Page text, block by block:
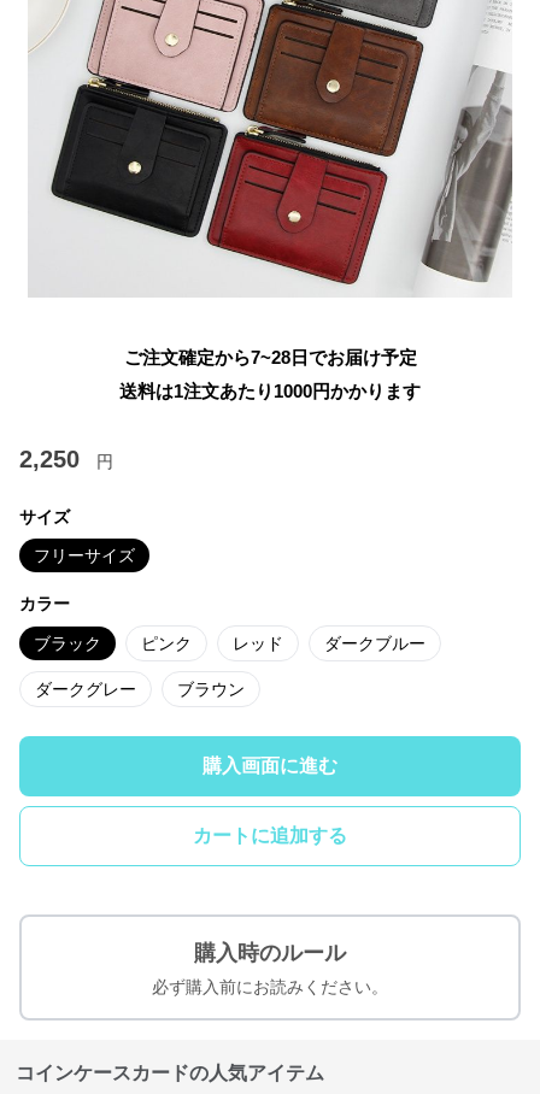
ご注文確定から7~28日でお届け予定
送料は1注文あたり 1000円かかります
2,250 円
サイズ
フリーサイズ
カラー
ブラック ピンク レッド ダークブルー
ダークグレー ブラウン
購入画面に進む
カートに追加する
購入時のルール
必ず購入前にお読みください。
コインケースカードの人気アイテム